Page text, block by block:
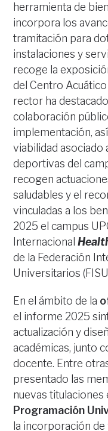
herramienta de
incorpora los
tramitación para
instalaciones y
recoge la
del Centro Acuático
rector ha
colaboración
implementación,
viabilidad asociado
deportivas del
recogen
saludables y el
vinculadas a los
2025 el campus
Internacional
de la Federación
Universitarios
En el ámbito de la
el informe 2025
actualización y
académicas, junto
docente. Entre
presentado las
nuevas titulaciones
Programación
la incorporación